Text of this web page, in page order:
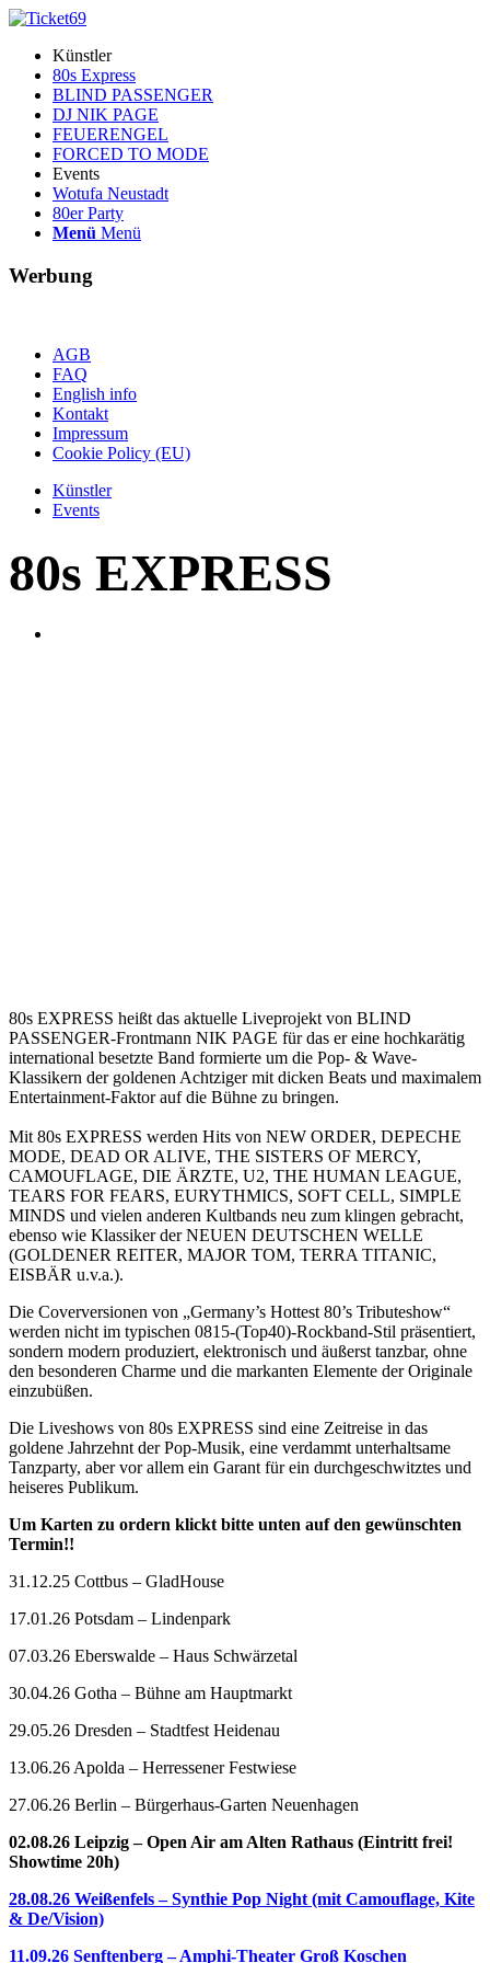
Künstler
80s Express
BLIND PASSENGER
DJ NIK PAGE
FEUERENGEL
FORCED TO MODE
Events
Wotufa Neustadt
80er Party
Menü Menü
Werbung
AGB
FAQ
English info
Kontakt
Impressum
Cookie Policy (EU)
Künstler
Events
80s EXPRESS
80s EXPRESS heißt das aktuelle Liveprojekt von BLIND
PASSENGER-Frontmann NIK PAGE für das er eine hochkarätig
international besetzte Band formierte um die Pop- & Wave-
Klassikern der goldenen Achtziger mit dicken Beats und maximalem
Entertainment-Faktor auf die Bühne zu bringen.
Mit 80s EXPRESS werden Hits von NEW ORDER, DEPECHE
MODE, DEAD OR ALIVE, THE SISTERS OF MERCY,
CAMOUFLAGE, DIE ÄRZTE, U2, THE HUMAN LEAGUE,
TEARS FOR FEARS, EURYTHMICS, SOFT CELL, SIMPLE
MINDS und vielen anderen Kultbands neu zum klingen gebracht,
ebenso wie Klassiker der NEUEN DEUTSCHEN WELLE
(GOLDENER REITER, MAJOR TOM, TERRA TITANIC,
EISBÄR u.v.a.).
Die Coverversionen von „Germany’s Hottest 80’s Tributeshow“
werden nicht im typischen 0815-(Top40)-Rockband-Stil präsentiert,
sondern modern produziert, elektronisch und äußerst tanzbar, ohne
den besonderen Charme und die markanten Elemente der Originale
einzubüßen.
Die Liveshows von 80s EXPRESS sind eine Zeitreise in das
goldene Jahrzehnt der Pop-Musik, eine verdammt unterhaltsame
Tanzparty, aber vor allem ein Garant für ein durchgeschwitztes und
heiseres Publikum.
Um Karten zu ordern klickt bitte unten auf den gewünschten
Termin!!
31.12.25 Cottbus – GladHouse
17.01.26 Potsdam – Lindenpark
07.03.26 Eberswalde – Haus Schwärzetal
30.04.26 Gotha – Bühne am Hauptmarkt
29.05.26 Dresden – Stadtfest Heidenau
13.06.26 Apolda – Herressener Festwiese
27.06.26 Berlin – Bürgerhaus-Garten Neuenhagen
02.08.26 Leipzig – Open Air am Alten Rathaus (Eintritt frei!
Showtime 20h)
28.08.26 Weißenfels – Synthie Pop Night (mit Camouflage, Kite
& De/Vision)
11.09.26 Senftenberg – Amphi-Theater Groß Koschen